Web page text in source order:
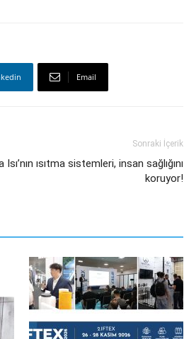
Email
Sonraki İçerik
Isı’nın ısıtma sistemleri, insan sağlığını
koruyor!